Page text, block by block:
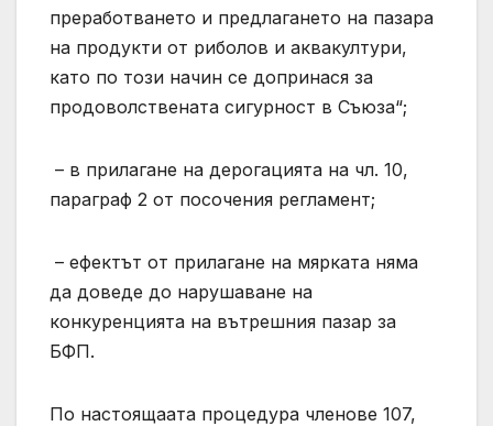
преработването и предлагането на пазара
на продукти от риболов и аквакултури,
като по този начин се допринася за
продоволствената сигурност в Съюза“;
– в прилагане на дерогацията на чл. 10,
параграф 2 от посочения регламент;
– ефектът от прилагане на мярката няма
да доведе до нарушаване на
конкуренцията на вътрешния пазар за
БФП.
По настоящаата процедура членове 107,